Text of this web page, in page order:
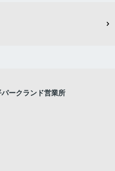
ークランド営業所